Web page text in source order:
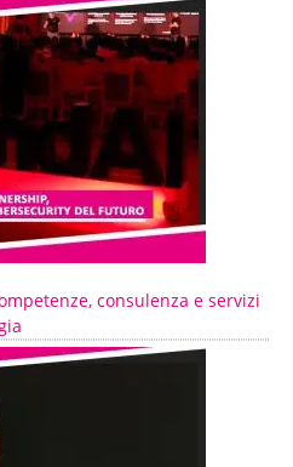
consulenza e servizi